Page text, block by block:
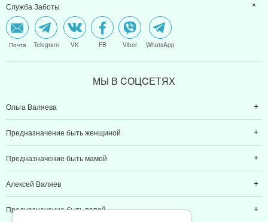
Служба Заботы
Почта Telegram VK FB Viber WhatsApp
МЫ В CОЦCЕТЯХ
Ольга Валяева
Предназначение быть женщиной
Предназначение быть мамой
Алексей Валяев
Предназначение быть папой